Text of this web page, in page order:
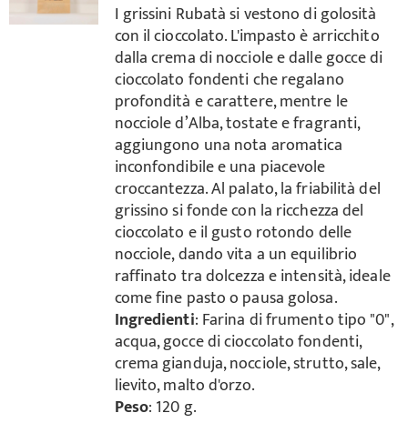
I grissini Rubatà si vestono di golosità
con il cioccolato. L'impasto è arricchito
dalla crema di nocciole e dalle gocce di
cioccolato fondenti che regalano
profondità e carattere, mentre le
nocciole d’Alba, tostate e fragranti,
aggiungono una nota aromatica
inconfondibile e una piacevole
croccantezza. Al palato, la friabilità del
grissino si fonde con la ricchezza del
cioccolato e il gusto rotondo delle
nocciole, dando vita a un equilibrio
raffinato tra dolcezza e intensità, ideale
come fine pasto o pausa golosa.
Ingredienti: Farina di frumento tipo "0",
acqua, gocce di cioccolato fondenti,
crema gianduja, nocciole, strutto, sale,
lievito, malto d'orzo.
Peso: 120 g.